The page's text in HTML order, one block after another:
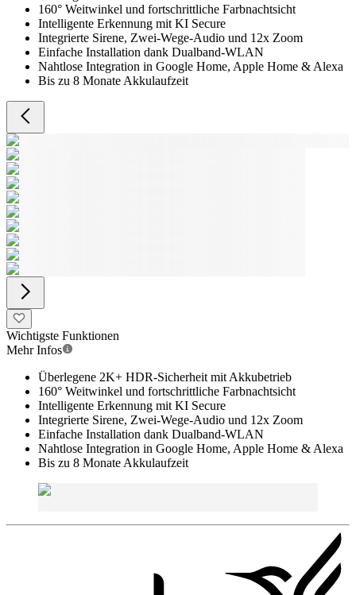
160° Weitwinkel und fortschrittliche Farbnachtsicht
Intelligente Erkennung mit KI Secure
Integrierte Sirene, Zwei-Wege-Audio und 12x Zoom
Einfache Installation dank Dualband-WLAN
Nahtlose Integration in Google Home, Apple Home & Alexa
Bis zu 8 Monate Akkulaufzeit
Wichtigste Funktionen
Mehr Infos
Überlegene 2K+ HDR-Sicherheit mit Akkubetrieb
160° Weitwinkel und fortschrittliche Farbnachtsicht
Intelligente Erkennung mit KI Secure
Integrierte Sirene, Zwei-Wege-Audio und 12x Zoom
Einfache Installation dank Dualband-WLAN
Nahtlose Integration in Google Home, Apple Home & Alexa
Bis zu 8 Monate Akkulaufzeit